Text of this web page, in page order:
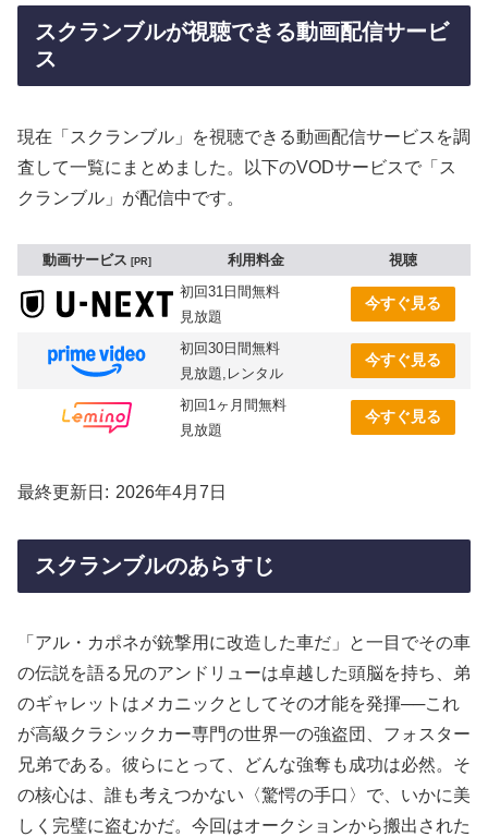
スクランブルが視聴できる動画配信サービ
ス
現在「スクランブル」を視聴できる動画配信サービスを調
査して一覧にまとめました。以下のVODサービスで「ス
クランブル」が配信中です。
動画サービス PR 利用料金
視聴
初回31日間無料
見放題
今すぐ見る
初回30日間無料
見放題,レンタル
今すぐ見る
初回1ヶ月間無料
見放題
今すぐ見る
最終更新日 2026年4月7日
スクランブルのあらすじ
「アル・カポネが銃撃用に改造した車だ」と一目でその車
の伝説を語る兄のアンドリューは卓越した頭脳を持ち、弟
のギャレットはメカニックとしてその才能を発揮──これ
が高級クラシックカー専門の世界一の強盗団、フォスター
兄弟である。彼らにとって、どんな強奪も成功は必然。そ
の核心は、誰も考えつかない〈驚愕の手口〉で、いかに美
しく完璧に盗むかだ。今回はオークションから搬出された